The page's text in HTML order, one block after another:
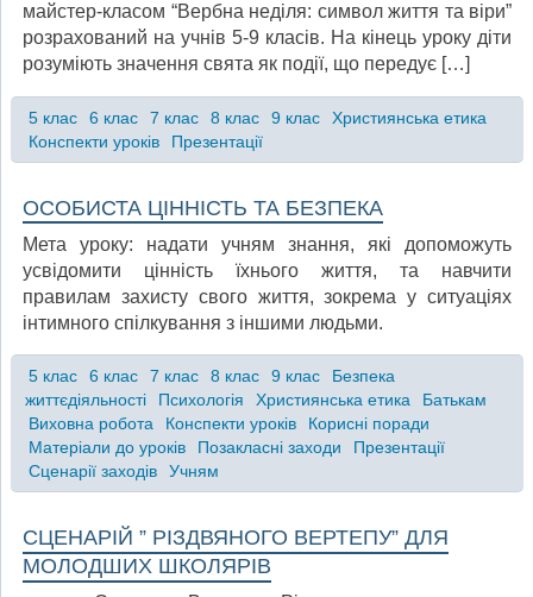
майстер-класом “Вербна неділя: символ життя та віри”
розрахований на учнів 5-9 класів. На кінець уроку діти
розуміють значення свята як події, що передує […]
5 клас 6 клас 7 клас 8 клас 9 клас
Християнська етика
Конспекти уроків
Презентації
ОСОБИСТА ЦІННІСТЬ ТА БЕЗПЕКА
Мета уроку: надати учням знання, які допоможуть
усвідомити цінність їхнього життя, та навчити
правилам захисту свого життя, зокрема у ситуаціях
інтимного спілкування з іншими людьми.
5 клас 6 клас 7 клас 8 клас 9 клас
Безпека
життєдіяльності
Психологія Християнська етика
Батькам
Виховна робота
Конспекти уроків
Корисні поради
Матеріали до уроків
Позакласні заходи
Презентації
Сценарії заходів
Учням
СЦЕНАРІЙ ” РІЗДВЯНОГО ВЕРТЕПУ” ДЛЯ
МОЛОДШИХ ШКОЛЯРІВ